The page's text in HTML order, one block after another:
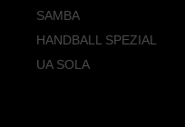
SAMBA
HANDBALL SPEZIAL
UA SOLA